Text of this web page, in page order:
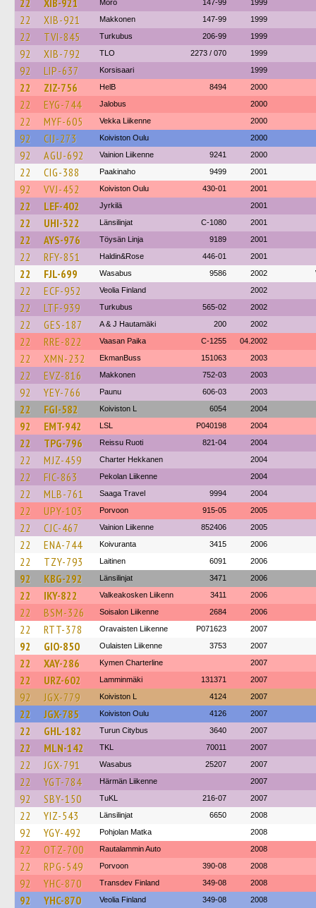
22 XIB-921 Mörö 147-99 1999
22 XIB-921 Makkonen 147-99 1999
22 TVI-845 Turkubus 206-99 1999
92 XIB-792 TLO 2273 / 070 1999
92 LIP-637 Korsisaari 1999
22 ZIZ-756 HelB 8494 2000
22 EYG-744 Jalobus 2000
22 MYF-605 Vekka Liikenne 2000
92 CIJ-273 Koiviston Oulu 2000
92 AGU-692 Vainion Liikenne 9241 2000
22 CIG-388 Paakinaho 9499 2001
92 VVJ-452 Koiviston Oulu 430-01 2001
22 LEF-402 Jyrkilä 2001
22 UHI-322 Länsilinjat C-1080 2001
22 AYS-976 Töysän Linja 9189 2001
22 RFY-851 Haldin&Rose 446-01 2001
22 FJL-699 Wasabus 9586 2002
22 ECF-952 Veolia Finland 2002
22 LTF-939 Turkubus 565-02 2002
22 GES-187 A & J Hautamäki 200 2002
22 RRE-822 Vaasan Paika C-1255 04.2002
22 XMN-232 EkmanBuss 151063 2003
22 EVZ-816 Makkonen 752-03 2003
92 YEY-766 Paunu 606-03 2003
22 FGI-582 Koiviston L 6054 2004
92 EMT-942 LSL P040198 2004
22 TPG-796 Reissu Ruoti 821-04 2004
22 MJZ-459 Charter Hekkanen 2004
22 FIC-863 Pekolan Liikenne 2004
22 MLB-761 Saaga Travel 9994 2004
22 UPY-103 Porvoon 915-05 2005
22 CJC-467 Vainion Liikenne 852406 2005
22 ENA-744 Koivuranta 3415 2006
22 TZY-793 Laitinen 6091 2006
92 KBG-292 Länsilinjat 3471 2006
22 IKY-822 Valkeakosken Liikenn 3411 2006
22 BSM-326 Soisalon Liikenne 2684 2006
22 RTT-378 Oravaisten Liikenne P071623 2007
92 GIO-850 Oulaisten Liikenne 3753 2007
22 XAY-286 Kymen Charterline 2007
22 URZ-602 Lamminmäki 131371 2007
92 JGX-779 Koiviston L 4124 2007
22 JGX-785 Koiviston Oulu 4126 2007
22 GHL-182 Turun Citybus 3640 2007
22 MLN-142 TKL 70011 2007
22 JGX-791 Wasabus 25207 2007
22 YGT-784 Härmän Liikenne 2007
92 SBY-150 TuKL 216-07 2007
22 YIZ-543 Länsilinjat 6650 2008
92 YGY-492 Pohjolan Matka 2008
22 OTZ-700 Rautalammin Auto 2008
22 RPG-549 Porvoon 390-08 2008
92 YHC-870 Transdev Finland 349-08 2008
92 YHC-870 Veolia Finland 349-08 2008